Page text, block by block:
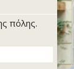
πόλης.